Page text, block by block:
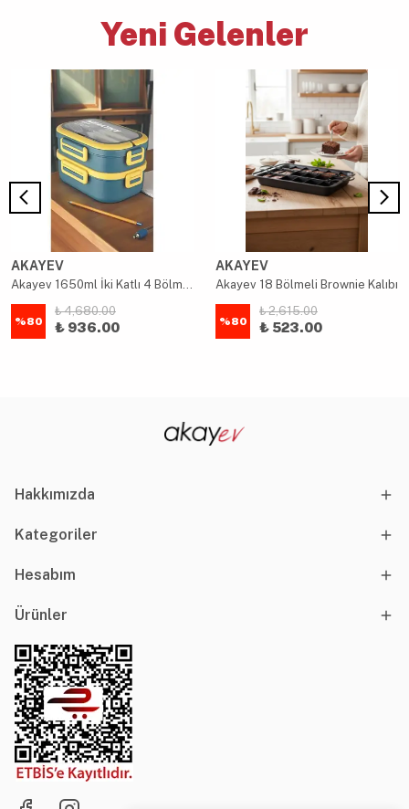
Yeni Gelenler
AKAYEV
Akayev 1650ml İki Katlı 4 Bölmeli Çelik Yemek Kabı Mavi
%80
₺ 4,680.00
₺ 936.00
AKAYEV
Akayev 18 Bölmeli Brownie Kalıbı
%80
₺ 2,615.00
₺ 523.00
Hakkımızda
Kategoriler
Hesabım
Ürünler